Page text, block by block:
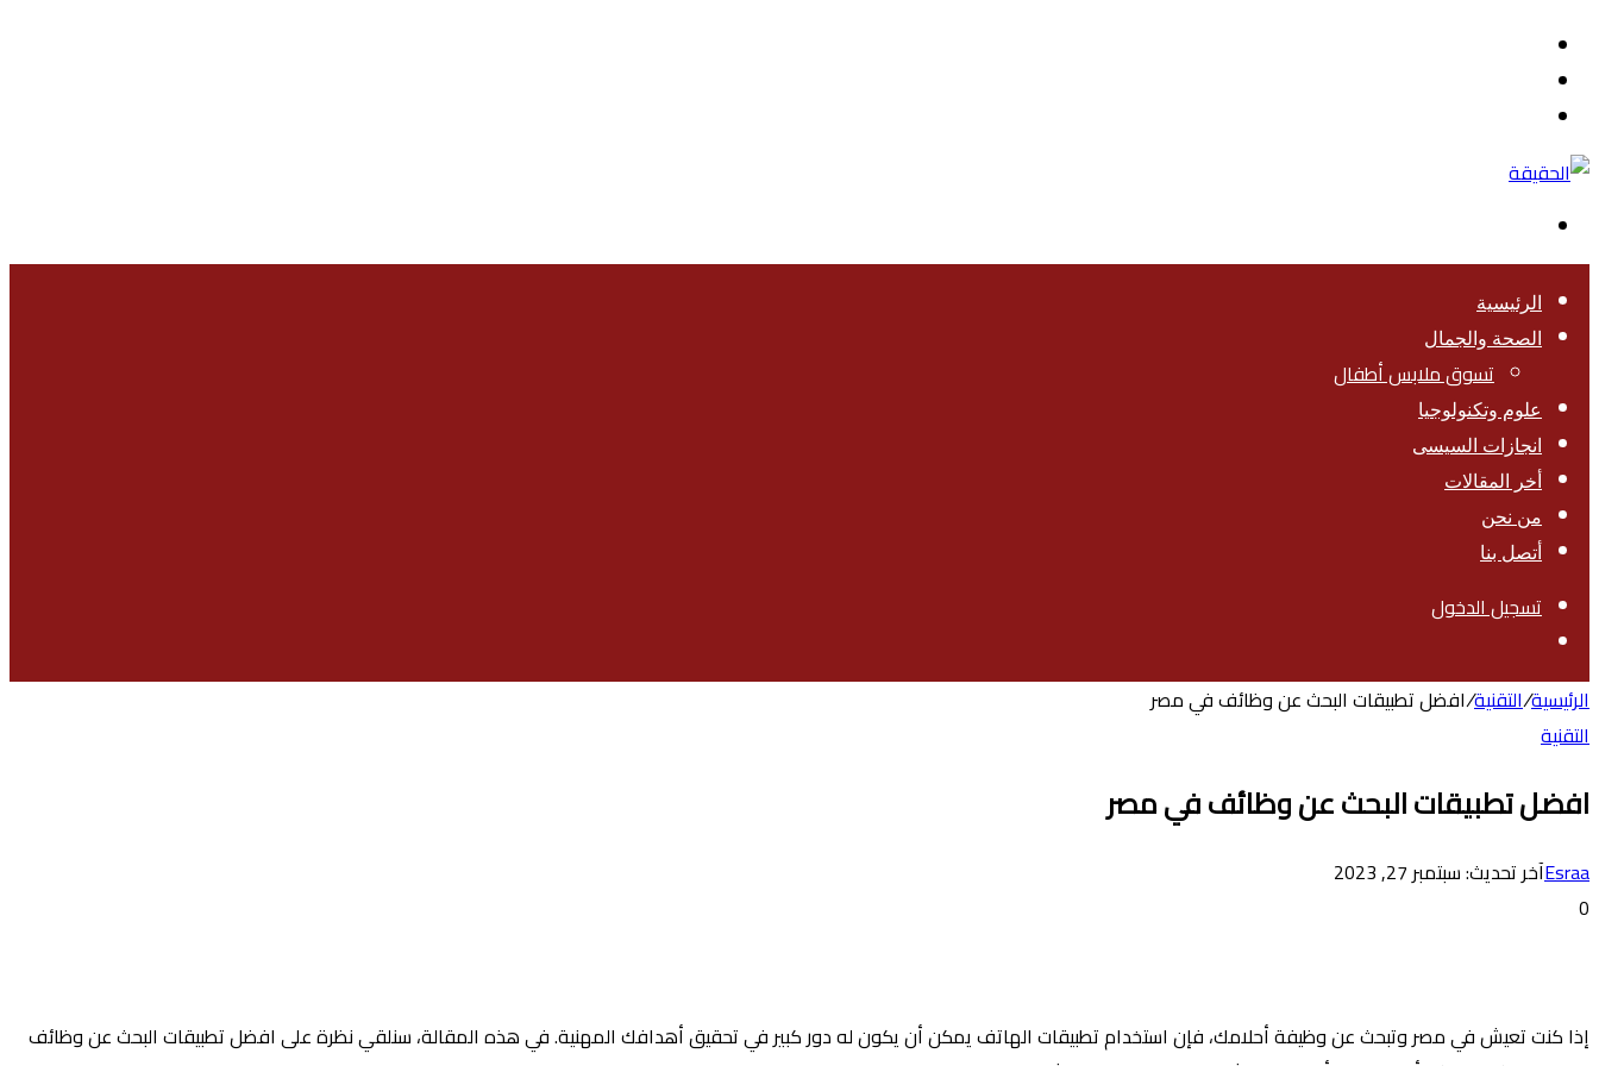
المظلم
الرئيسية
الصحة والجمال
تسوق ملابس أطفال
علوم وتكنولوجيا
انجازات السيسى
أخر المقالات
من نحن
أتصل بنا
تسجيل الدخول
عن
الرئيسية/التقنية/افضل تطبيقات البحث عن وظائف في مصر
التقنية
افضل تطبيقات البحث عن وظائف في مصر
Esraaآخر تحديث: سبتمبر 27, 2023
0
إذا كنت تعيش في مصر وتبحث عن وظيفة أحلامك، فإن استخدام تطبيقات الهاتف يمكن أن يكون له دور كبير في تحقيق أهدافك المهنية. في هذه المقالة، سنلقي نظرة على افضل تطبيقات البحث عن وظائف